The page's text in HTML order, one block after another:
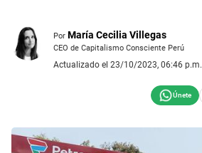
Por María Cecilia Villegas
CEO de Capitalismo Consciente Perú
Actualizado el 23/10/2023, 06:46 p.m.